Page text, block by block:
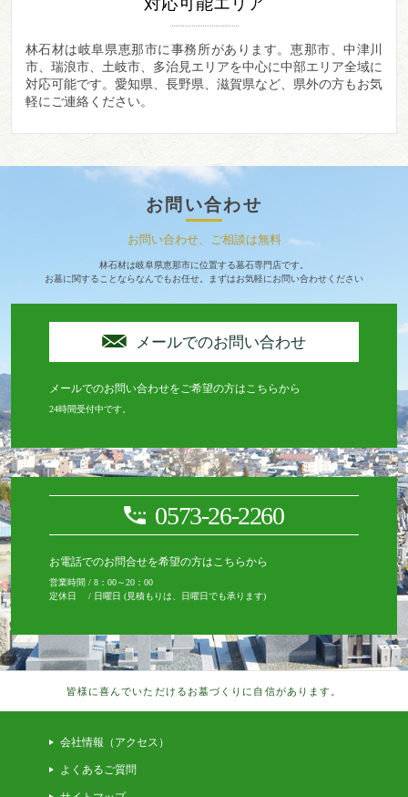
林石材は岐阜県恵那市に事務所があります。 恵那市、中津川
市、瑞浪市、土岐市、多治見エリアを中心に中部エリア全域に
対応可能です。愛知県、長野県、滋賀県など、県外の方もお気
軽にご連絡ください。
お問い合わせ
お問い合わせ、ご相談は無料
林石材は岐阜県恵那市に位置する墓石専門店です。
お墓に関することならなんでもお任せ。まずはお気軽にお問い合わせください
メールでのお問い合わせ
メールでのお問い合わせをご希望の方はこちらから
24時間受付中です。
0573-26-2260
お電話でのお問合せを希望の方はこちらから
営業時間 / 8：00～20：00
定休日 / 日曜日 (見積もりは、日曜日でも承ります)
皆様に喜んでいただけるお墓づくりに自信があります。
会社情報（アクセス）
よくあるご質問